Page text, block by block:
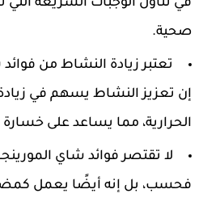
صحية.
تعتبر زيادة النشاط من
إن تعزيز النشاط يسهم في
الحرارية، مما يساعد على خسارة
لا تقتصر فوائد شاي
فحسب، بل إنه أيضًا يعمل